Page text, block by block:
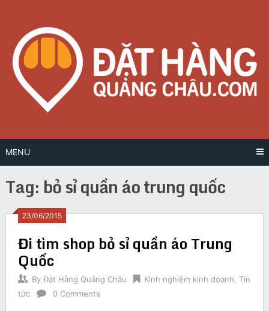
content
MENU
Tag: bỏ sỉ quần áo trung quốc
23/06/2015
Đi tìm shop bỏ sỉ quần áo Trung
Quốc
By Đặt Hàng Quảng Châu Kinh nghiệm kinh doanh, Tin
tức
0 Comments
Posts
navigation